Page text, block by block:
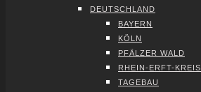
DEUTSCH­LAND
BAY­ERN
KÖLN
PFÄL­ZER WALD
RHEIN-ERFT-KREIS
TAGE­BAU